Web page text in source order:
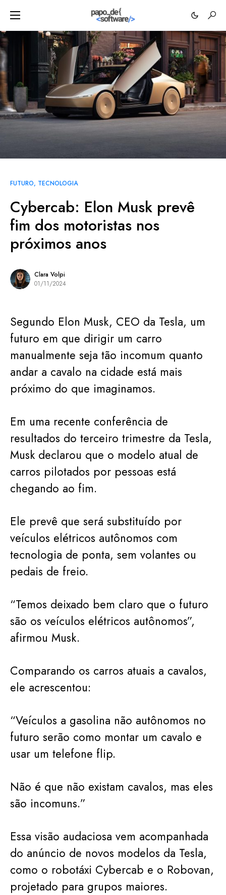
FUTURO TECNOLOGIA
Cybercab: Elon Musk prevê
fim dos motoristas nos
próximos anos
Clara Volpi
01/11/2024
Segundo Elon Musk, CEO da Tesla, um
futuro em que dirigir um carro
manualmente seja tão incomum quanto
andar a cavalo na cidade está mais
próximo do que imaginamos.
Em uma recente conferência de
resultados do terceiro trimestre da Tesla,
Musk declarou que o modelo atual de
carros pilotados por pessoas está
chegando ao fim.
Ele prevê que será substituído por
veículos elétricos autônomos com
tecnologia de ponta, sem volantes ou
pedais de freio.
“Temos deixado bem claro que o futuro
são os veículos elétricos autônomos”,
afirmou Musk.
Comparando os carros atuais a cavalos,
ele acrescentou:
“Veículos a gasolina não autônomos no
futuro serão como montar um cavalo e
usar um telefone flip.
Não é que não existam cavalos, mas eles
são incomuns.”
Essa visão audaciosa vem acompanhada
do anúncio de novos modelos da Tesla,
como o robotáxi Cybercab e o Robovan,
projetado para grupos maiores.